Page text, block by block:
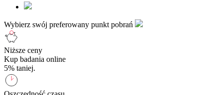
Wybierz swój preferowany punkt pobrań
Niższe ceny
Kup badania online
5% taniej.